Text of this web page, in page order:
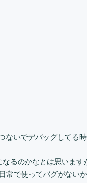
ないでデバッグしてる
るのかなとは思います
常で使ってバグがない